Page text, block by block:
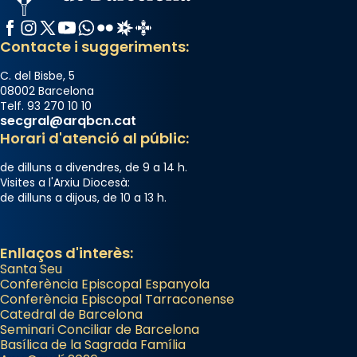
Santes a Mataró»🥵.
Photo
View on Facebook
Arquebisbat de Barcelona
2 weeks ago
Jaume, fill de Zebedeu, és juntament amb el
seu germà Joan i Pere un dels que
acompanyava més de prop Jesús.
apòstol màrtir, decapitat a Jerusalem per
Herodes Agripa (vers l'any 44).
Patró de Galícia, després de les invasions
musulmanes fou venerat com a patró dels
Regnes castellans i més tard de tota
Facebook
Instagram
X / Twitter
YouTube
WhatsApp
FlickrRadio Estel
Catalunya Cristiana
Contacte i suggeriments:
C. del Bisbe, 5
08002 Barcelona
Telf. 93 270 10 10
secgral@arqbcn.cat
Horari d'atenció al públic:
de dilluns a divendres, de 9 a 14 h.
Visites a l'Arxiu Diocesà:
de dilluns a dijous, de 10 a 13 h.
Enllaços d'interès:
Santa Seu
Conferència Episcopal Espanyola
Conferència Episcopal Tarraconense
Catedral de Barcelona
Seminari Conciliar de Barcelona
Basílica de la Sagrada Família